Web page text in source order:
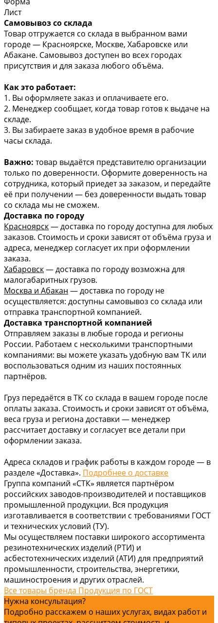
Лист
Самовывоз со склада
Товар отгружается со склада в выбранном вами
городе — Красноярске, Москве, Хабаровске или
Абакане. Самовывоз доступен во всех городах
присутствия и для заказа любого объёма.
Как это работает:
1. Вы оформляете заказ и оплачиваете его.
2. Менеджер сообщает, когда товар готов к выдаче на
складе.
3. Вы забираете заказ в удобное время в рабочие
часы склада.
Важно: товар выдаётся представителю организации
только по доверенности. Оформите доверенность на
сотрудника, который приедет за заказом, и передайте
её при получении — без доверенности выдать товар
со склада мы не сможем.
Доставка по городу
Красноярск— доставка по городу доступна для любых
заказов. Стоимость и сроки зависят от объёма груза и
адреса, менеджер согласует их при оформлении
заказа.
Хабаровск— доставка по городу возможна для
малогабаритных грузов.
Москва и Абакан — доставка по городу не
осуществляется: доступны самовывоз со склада или
отправка транспортной компанией.
Доставка транспортной компанией
Отправляем заказы в любые города и регионы
России. Работаем с несколькими транспортными
компаниями: вы можете указать удобную вам ТК или
воспользоваться одним из наших постоянных
партнёров.
Груз передаётся в ТК со склада в вашем городе после
оплаты заказа. Стоимость и сроки зависят от объёма,
веса груза и региона доставки — менеджер
рассчитает доставку и согласует все детали при
оформлении заказа.
Адреса складов и график работы в каждом городе — в
разделе «Доставка». Подробнее о доставке
Группа компаний «СТК» является партнёром
российских заводов-производителей и поставщиков
промышленной продукции. Вся продукция
изготавливается в соответствии с требованиями ГОСТ
и технических условий (ТУ).
Мы осуществляем поставки широкого ассортимента
резинотехнических изделий (РТИ) и
асбестотехнических изделий (АТИ) для предприятий
промышленности, строительства, энергетики,
машиностроения и других отраслей.
Все товары бренда Продукция по ГОСТ
Нужна консультация?
Подробно расскажем о наших услугах, видах работ и